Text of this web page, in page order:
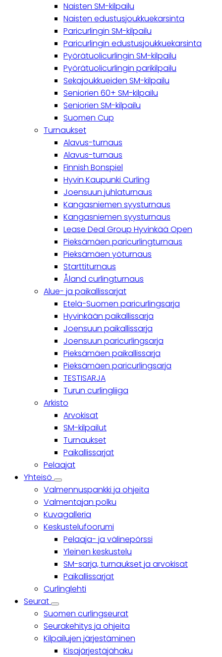
Naisten SM-kilpailu
Naisten edustusjoukkuekarsinta
Paricurlingin SM-kilpailu
Paricurlingin edustusjoukkuekarsinta
Pyörätuolicurlingin SM-kilpailu
Pyörätuolicurlingin parikilpailu
Sekajoukkueiden SM-kilpailu
Seniorien 60+ SM-kilpailu
Seniorien SM-kilpailu
Suomen Cup
Turnaukset
Alavus-turnaus
Alavus-turnaus
Finnish Bonspiel
Hyvin Kaupunki Curling
Joensuun juhlaturnaus
Kangasniemen syysturnaus
Kangasniemen syysturnaus
Lease Deal Group Hyvinkää Open
Pieksämäen paricurlingturnaus
Pieksämäen yöturnaus
Starttiturnaus
Åland curlingturnaus
Alue- ja paikallissarjat
Etelä-Suomen paricurlingsarja
Hyvinkään paikallissarja
Joensuun paikallissarja
Joensuun paricurlingsarja
Pieksämäen paikallissarja
Pieksämäen paricurlingsarja
TESTISARJA
Turun curlingliiga
Arkisto
Arvokisat
SM-kilpailut
Turnaukset
Paikallissarjat
Pelaajat
Yhteisö
Yhteisö
sub-
navigation
Valmennuspankki ja ohjeita
Valmentajan polku
Kuvagalleria
Keskustelufoorumi
Pelaaja- ja välinepörssi
Yleinen keskustelu
SM-sarja, turnaukset ja arvokisat
Paikallissarjat
Curlinglehti
Seurat
Seurat
sub-
navigation
Suomen curlingseurat
Seurakehitys ja ohjeita
Kilpailujen järjestäminen
Kisajärjestäjähaku